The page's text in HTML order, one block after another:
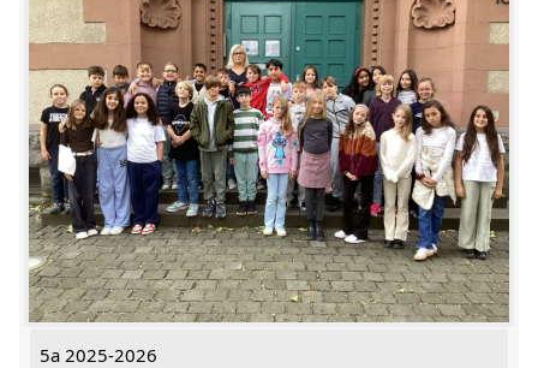
5a 2025-2026